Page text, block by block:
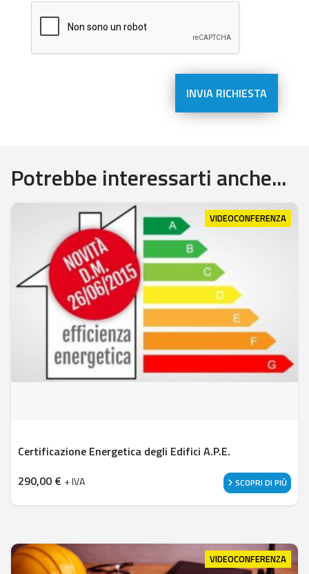
Potrebbe interessarti anche...
VIDEOCONFERENZA
Certificazione Energetica degli Edifici A.P.E.
290,00 € + IVA SCOPRI DI PIÙ
VIDEOCONFERENZA